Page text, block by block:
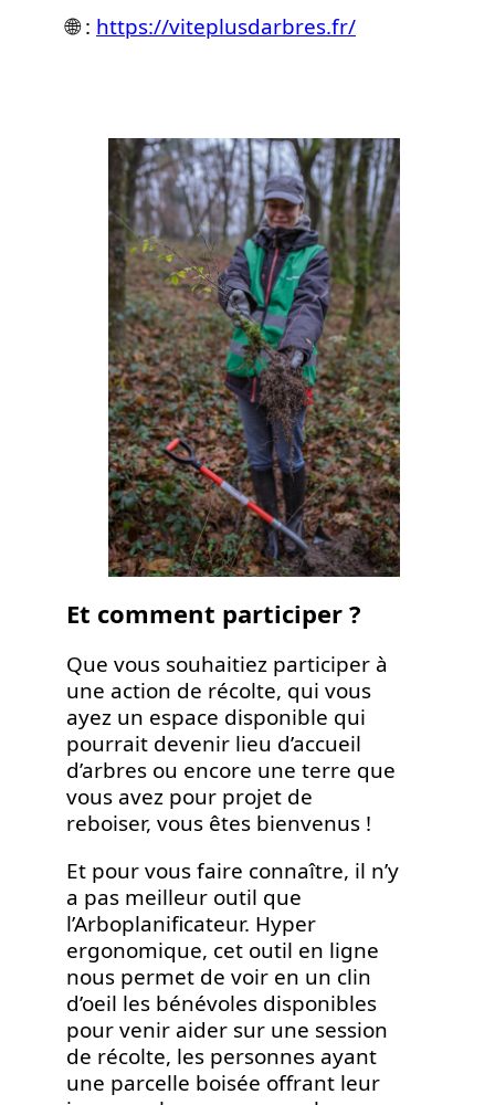
🌐 : https://viteplusdarbres.fr/
Et comment participer ?
Que vous souhaitiez participer à
une action de récolte, qui vous
ayez un espace disponible qui
pourrait devenir lieu d’accueil
d’arbres ou encore une terre que
vous avez pour projet de
reboiser, vous êtes bienvenus !
Et pour vous faire connaître, il n’y
a pas meilleur outil que
l’Arboplanificateur. Hyper
ergonomique, cet outil en ligne
nous permet de voir en un clin
d’oeil les bénévoles disponibles
pour venir aider sur une session
de récolte, les personnes ayant
une parcelle boisée offrant leur